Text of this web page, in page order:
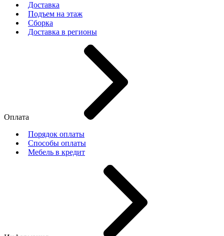
Доставка
Подъем на этаж
Сборка
Доставка в регионы
Оплата
Порядок оплаты
Способы оплаты
Мебель в кредит